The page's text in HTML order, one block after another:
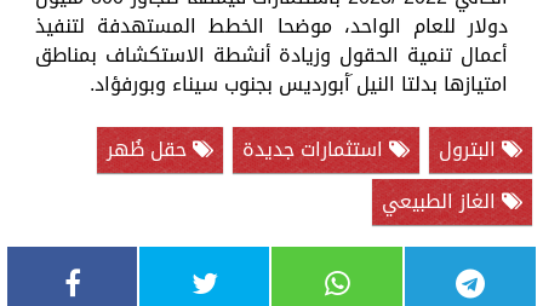
دولار للعام الواحد، موضحا الخطط المستهدفة لتنفيذ
أعمال تنمية الحقول وزيادة أنشطة الاستكشاف بمناطق
امتيازها بدلتا النيل َأبورديس بجنوب سيناء وبورفؤاد.
البترول
استثمارات جديدة
حقل ظُهر
الغاز الطبيعي